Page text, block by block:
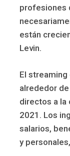
profesiones
están
Levin.
El
alrededor
directos a la
2021. Los
salarios,
y